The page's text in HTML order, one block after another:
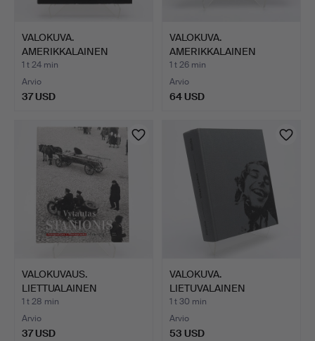
VALOKUVA.
AMERIKKALAINEN
VALOKUVAAJA JEFF …
1 t 24 min
Arvio
37 USD
VALOKUVA.
AMERIKKALAINEN
VALOKUVAAJA DAVID…
1 t 26 min
Arvio
64 USD
VALOKUVAUS.
LIETTUALAINEN
VALOKUVAAJA VYTA…
1 t 28 min
Arvio
37 USD
VALOKUVA.
LIETUVALAINEN
VALOKUVAAJA VITAS …
1 t 30 min
Arvio
53 USD